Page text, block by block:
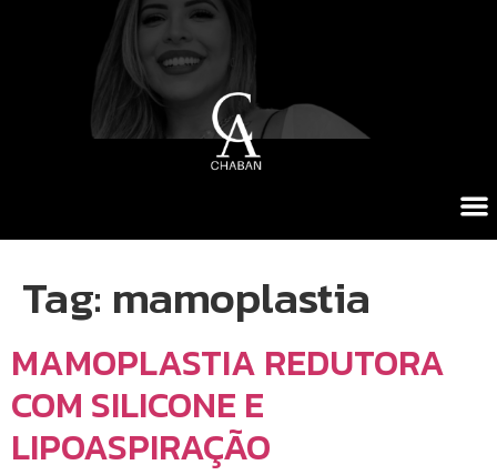
Tag: mamoplastia
MAMOPLASTIA REDUTORA
COM SILICONE E
LIPOASPIRAÇÃO